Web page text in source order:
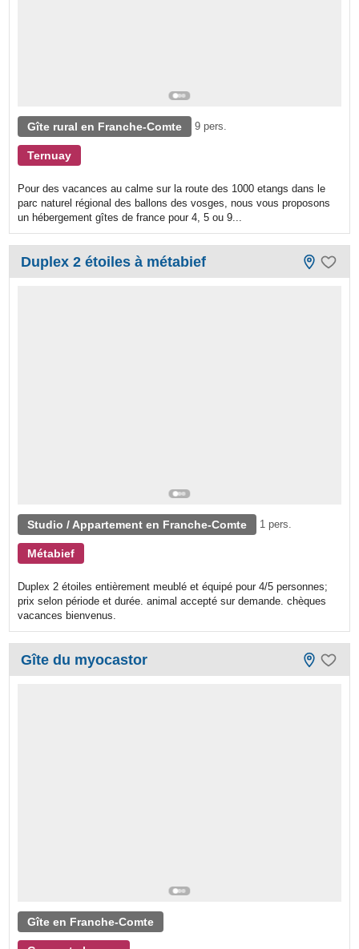
Gîte rural en Franche-Comte 9 pers.
Ternuay
Pour des vacances au calme sur la route des 1000 etangs dans le
parc naturel régional des ballons des vosges, nous vous proposons
un hébergement gîtes de france pour 4, 5 ou 9...
Duplex 2 étoiles à métabief
Studio / Appartement en Franche-Comte 1 pers.
Métabief
Duplex 2 étoiles entièrement meublé et équipé pour 4/5 personnes;
prix selon période et durée. animal accepté sur demande. chèques
vacances bienvenus.
Gîte du myocastor
Gîte en Franche-Comte